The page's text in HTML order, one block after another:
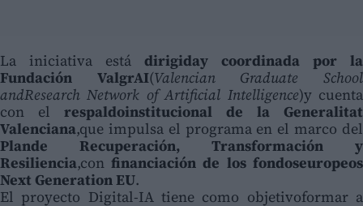
La iniciativa está dirigiday coordinada por la
Fundación ValgrAI(Valencian Graduate School
andResearch Network of Artificial Intelligence)y cuenta
con el respaldoinstitucional de la Generalitat
Valenciana,que impulsa el programa en el marco del
Plande Recuperación, Transformación y
Resiliencia,confinanciación de los fondoseuropeos
Next Generation EU.
El proyecto Digital-IA tiene como objetivoformar a